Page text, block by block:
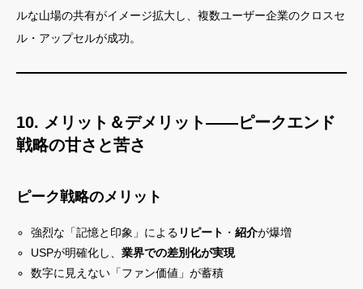
ルな山場の共有がイメージ拡大し、複数ユーザー企業のクロスセ
ル・アップセルが成功。
10. メリット＆デメリット——ピークエンド
戦略の甘さと苦さ
ピーク戦略のメリット
強烈な「記憶と印象」による リピート ・紹介が爆増
USPが明確化し、業界での差別化が実現
数字に見えない「ファン価値」が蓄積